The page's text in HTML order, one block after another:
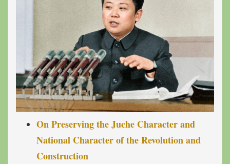
On Preserving the Juche Character and
National Character of the Revolution and
Construction